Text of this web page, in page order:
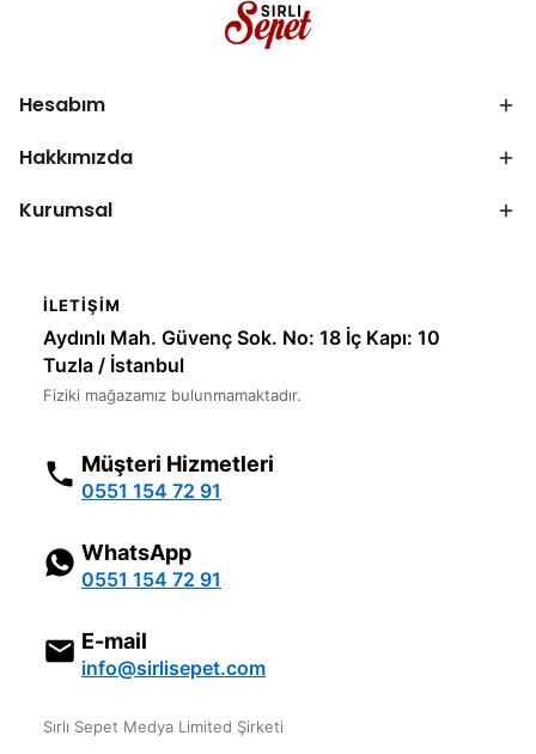
Hesabım
Hakkımızda
Kurumsal
İLETIŞIM
Aydınlı Mah. Güvenç Sok. No: 18 İç Kapı: 10
Tuzla / İstanbul
Fiziki mağazamız bulunmamaktadır.
Müşteri Hizmetleri
0551 154 72 91
WhatsApp
0551 154 72 91
E-mail
info@sirlisepet.com
Sırlı Sepet Medya Limited Şirketi